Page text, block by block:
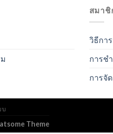
สมาชิ
วิธีกา
การช
การจั
บ
Theme